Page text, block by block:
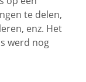
te delen,
enz. Het
werd nog